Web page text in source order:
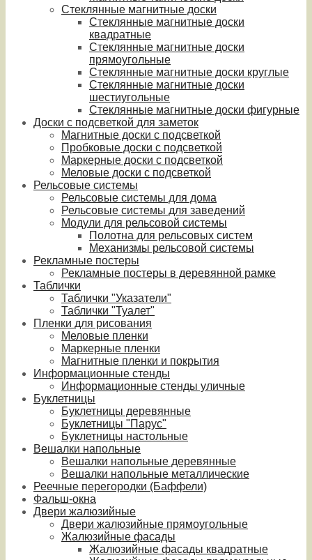
Стеклянные магнитные доски
Стеклянные магнитные доски
квадратные
Стеклянные магнитные доски
прямоугольные
Стеклянные магнитные доски круглые
Стеклянные магнитные доски
шестиугольные
Стеклянные магнитные доски фигурные
Доски с подсветкой для заметок
Магнитные доски с подсветкой
Пробковые доски с подсветкой
Маркерные доски с подсветкой
Меловые доски с подсветкой
Рельсовые системы
Рельсовые системы для дома
Рельсовые системы для заведений
Модули для рельсовой системы
Полотна для рельсовых систем
Механизмы рельсовой системы
Рекламные постеры
Рекламные постеры в деревянной рамке
Таблички
Таблички "Указатели"
Таблички "Туалет"
Пленки для рисования
Меловые пленки
Маркерные пленки
Магнитные пленки и покрытия
Информационные стенды
Информационные стенды уличные
Буклетницы
Буклетницы деревянные
Буклетницы "Парус"
Буклетницы настольные
Вешалки напольные
Вешалки напольные деревянные
Вешалки напольные металлические
Реечные перегородки (Баффели)
Фальш-окна
Двери жалюзийные
Двери жалюзийные прямоугольные
Жалюзийные фасады
Жалюзийные фасады квадратные